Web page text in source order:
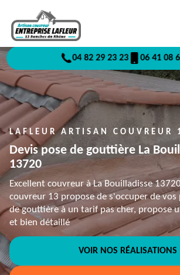
04 82 29 23 23 06 41 08
LAFLEUR ARTISAN COUVREUR
Devis pose de gouttière La
13720
Excellent couvreur à La Bouilladisse
couvreur 13 propose de s'occuper de vos
de gouttière à un tarif pas cher, propose
et bien détaillé
VOIR NOS RÉALISATIONS